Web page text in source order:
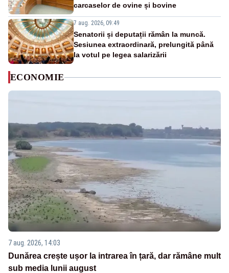
carcaselor de ovine și bovine
7 aug. 2026, 09:49
Senatorii și deputații rămân la muncă.
Sesiunea extraordinară, prelungită până
la votul pe legea salarizării
ECONOMIE
7 aug. 2026, 14:03
Dunărea crește ușor la intrarea în țară, dar rămâne mult
sub media lunii august